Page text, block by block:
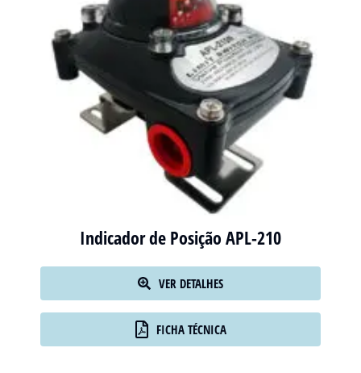
Indicador de Posição APL-210
VER DETALHES
FICHA TÉCNICA